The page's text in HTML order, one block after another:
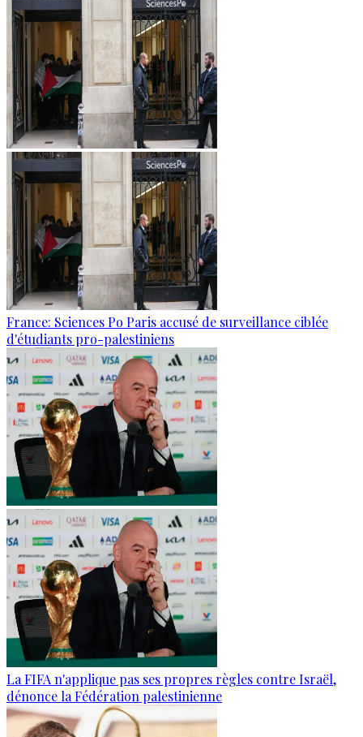
France: Sciences Po Paris accusé de surveillance ciblée
d'étudiants pro-palestiniens
La FIFA n'applique pas ses propres règles contre Israël,
dénonce la Fédération palestinienne